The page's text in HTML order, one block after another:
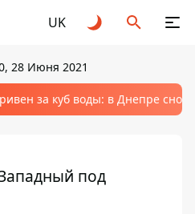
UK
28 Июня 2021
за куб воды: в Днепре
под